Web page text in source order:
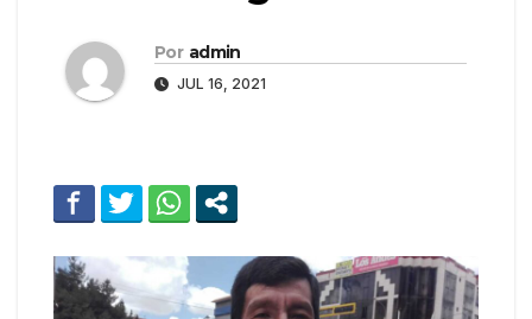
Por admin
JUL 16, 2021